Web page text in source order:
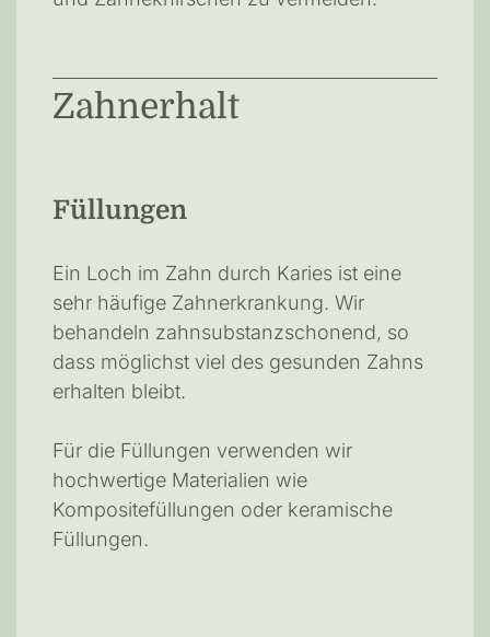
Zahnerhalt
Füllungen
Ein Loch im Zahn durch Karies ist eine
sehr häufige Zahnerkrankung. Wir
behandeln zahnsubstanzschonend, so
dass möglichst viel des gesunden Zahns
erhalten bleibt.
Für die Füllungen verwenden wir
hochwertige Materialien wie
Kompositefüllungen oder keramische
Füllungen.